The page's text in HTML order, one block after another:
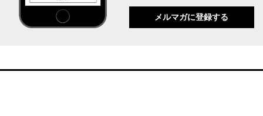
メルマガに登録する